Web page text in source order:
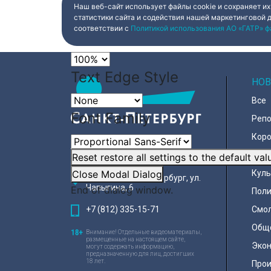
Color Transparency
Font Size
Text Edge Style
Font Family
Reset restore all settings to the default
Close Modal Dialog
End of dialog window.
Наш веб-сайт использует файлы cookie и сохраняет
статистики сайта и содействия нашей
соответствии с Политикой использования АО «ГАТР»
197022, Санкт-Петербург, ул.
Чапыгина, 6
+7 (812) 335-15-71
Внимание! Отдельные видеоматериалы,
размещенные на настоящем сайте,
могут содержать информацию,
предназначенную для лиц, достигших
18 лет.
Все